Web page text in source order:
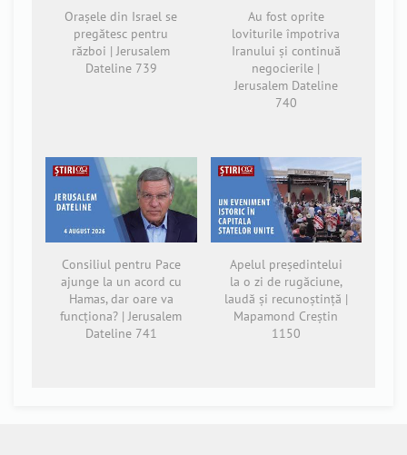
Orașele din Israel se
pregătesc pentru
război | Jerusalem
Dateline 739
Au fost oprite
loviturile împotriva
Iranului și continuă
negocierile |
Jerusalem Dateline
740
Consiliul pentru Pace
ajunge la un acord cu
Hamas, dar oare va
funcționa? | Jerusalem
Dateline 741
Apelul președintelui
la o zi de rugăciune,
laudă și recunoștință |
Mapamond Creștin
1150